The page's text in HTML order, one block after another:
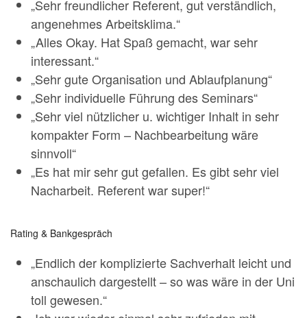
„Sehr freundlicher Referent, gut verständlich,
angenehmes Arbeitsklima.“
„Alles Okay. Hat Spaß gemacht, war sehr
interessant.“
„Sehr gute Organisation und Ablaufplanung“
„Sehr individuelle Führung des Seminars“
„Sehr viel nützlicher u. wichtiger Inhalt in sehr
kompakter Form – Nachbearbeitung wäre
sinnvoll“
„Es hat mir sehr gut gefallen. Es gibt sehr viel
Nacharbeit. Referent war super!“
Rating & Bankgespräch
„Endlich der komplizierte Sachverhalt leicht und
anschaulich dargestellt – so was wäre in der Uni
toll gewesen.“